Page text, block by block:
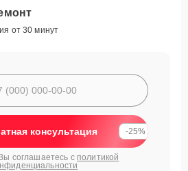
от 30 минут
консультация -25%
соглашаетесь с политикой